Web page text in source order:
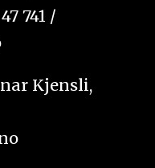
741 /
Kjensli,